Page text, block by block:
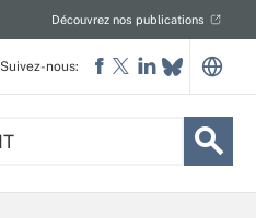
Découvrez nos publications
Suivez-nous: